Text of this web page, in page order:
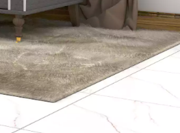
20 x 25 cm
20 x 40 cm